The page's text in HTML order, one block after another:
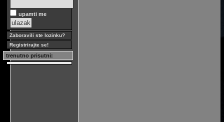
upamti me
Zaboravili ste lozinku?
Registrirajte se!
trenutno prisutni: